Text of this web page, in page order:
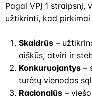
Pagal VPĮ 1 straipsnį,
užtikrinti, kad
Skaidrūs –
aiškūs, atviri ir
Konkuruojantys –
turėtų vienodas
Racionalūs –